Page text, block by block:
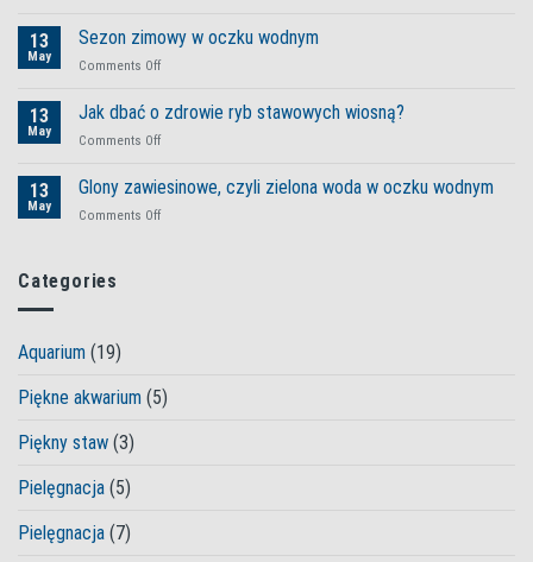
się
od
Tetra
oczko
wodne
13
May
Sezon zimowy w oczku wodnym
Comments Offon
zimowy
13
May
Jak dbać o zdrowie ryb stawowych wiosną?
Comments Offon
dbać
13
May
Glony zawiesinowe, czyli zielona woda w oczku wodnym
Comments Offon
Categories
Aquarium (19)
Piękne akwarium (5)
Piękny staw (3)
Pielęgnacja (5)
Pielęgnacja (7)